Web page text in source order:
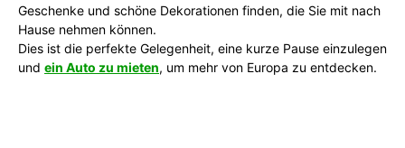
Geschenke und schöne Dekorationen finden, die Sie mit nach
Hause nehmen können.
Dies ist die perfekte Gelegenheit, eine kurze Pause einzulegen
und ein Auto zu mieten, um mehr von Europa zu entdecken.